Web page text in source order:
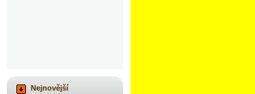
Nejnovější